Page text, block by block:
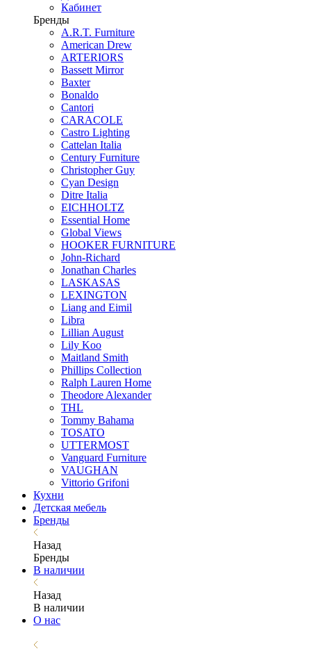
Кабинет
Бренды
A.R.T. Furniture
American Drew
ARTERIORS
Bassett Mirror
Baxter
Bonaldo
Cantori
CARACOLE
Castro Lighting
Cattelan Italia
Century Furniture
Christopher Guy
Cyan Design
Ditre Italia
EICHHOLTZ
Essential Home
Global Views
HOOKER FURNITURE
John-Richard
Jonathan Charles
LASKASAS
LEXINGTON
Liang and Eimil
Libra
Lillian August
Lily Koo
Maitland Smith
Phillips Collection
Ralph Lauren Home
Theodore Alexander
THL
Tommy Bahama
TOSATO
UTTERMOST
Vanguard Furniture
VAUGHAN
Vittorio Grifoni
Кухни
Детская мебель
Бренды
Назад
Бренды
В наличии
Назад
В наличии
О нас